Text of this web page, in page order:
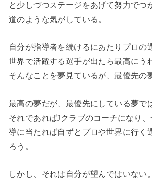
と少しづつステージをあげて努力でつ
道のような気がしている。
自分が指導者を続けるにあたりプロの
世界で活躍する選手が出たら最高にう
そんなことを夢見ているが、最優先の
最高の夢だが、最優先にしている夢で
それであればJクラブのコーチになり
導に当たれば自ずとプロや世界に行く
ろう。
しかし、それは自分が望んではいない。